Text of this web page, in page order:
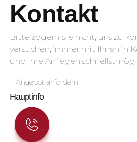
Kontakt
Bitte zögern Sie nicht, uns zu
versuchen, immer mit Ihnen in
und Ihre Anliegen
Angebot anfordern
Hauptinfo